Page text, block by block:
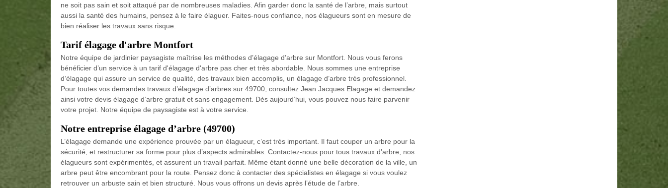
ne soit pas sain et soit attaqué par de nombreuses maladies. Afin garder donc la santé de l’arbre, mais surtout
aussi la santé des humains, pensez à le faire élaguer. Faites-nous confiance, nos élagueurs sont en mesure de
bien réaliser les travaux sans risque.
Tarif élagage d'arbre Montfort
Notre équipe de jardinier paysagiste maîtrise les méthodes d’élagage d’arbre sur Montfort. Nous vous ferons
bénéficier d’un service à un tarif d'élagage d'arbre pas cher et très abordable. Nous sommes une entreprise
d’élagage qui assure un service de qualité, des travaux bien accomplis, un élagage d’arbre très professionnel.
Pour toutes vos demandes travaux d’élagage d’arbres sur 49700, consultez Jean Jacques Elagage et demandez
ainsi votre devis élagage d’arbre gratuit et sans engagement. Dès aujourd’hui, vous pouvez nous faire parvenir
votre projet. Notre équipe de paysagiste est à votre service.
Notre entreprise élagage d’arbre (49700)
L’élagage demande une expérience prouvée par un élagueur, c’est très important. Il faut couper un arbre pour la
sécurité, et restructurer sa forme pour plus d’aspects admirables. Contactez-nous pour tous travaux d’arbre, nos
élagueurs sont expérimentés, et assurent un travail parfait. Même étant donné une belle décoration de la ville, un
arbre peut être encombrant pour la route. Pensez donc à contacter des spécialistes en élagage si vous voulez
retrouver un arbuste sain et bien structuré. Nous vous offrons un devis après l’étude de l’arbre.